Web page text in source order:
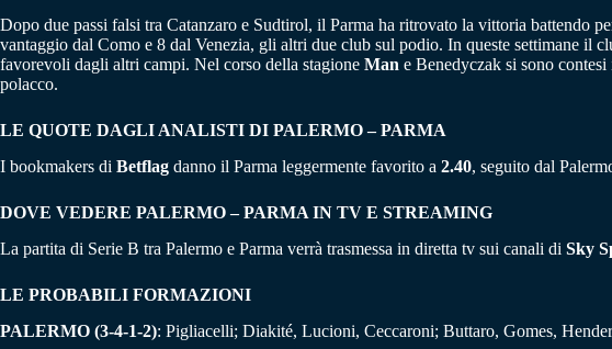
Dopo due passi falsi tra Catanzaro e Sudtirol, il Parma ha ritrovato la vittoria battendo
vantaggio dal Como e 8 dal Venezia, gli altri due club sul podio. In queste settimane il
favorevoli dagli altri campi. Nel corso della stagione Man e Benedyczak si sono
polacco.
LE QUOTE DAGLI ANALISTI DI PALERMO – PARMA
I bookmakers di Betflag danno il Parma leggermente favorito a 2.40, seguito dal
DOVE VEDERE PALERMO – PARMA IN TV E STREAMING
La partita di Serie B tra Palermo e Parma verrà trasmessa in diretta tv sui canali di Sky
LE PROBABILI FORMAZIONI
PALERMO (3-4-1-2): Pigliacelli; Diakité, Lucioni, Ceccaroni; Buttaro, Gomes,